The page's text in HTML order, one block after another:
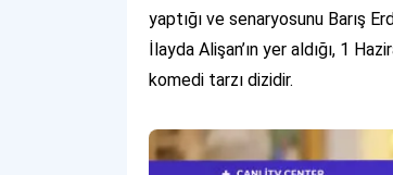
yaptığı ve senaryosunu Barış
İlayda Alişan’ın yer aldığı, 1
komedi tarzı dizidir.